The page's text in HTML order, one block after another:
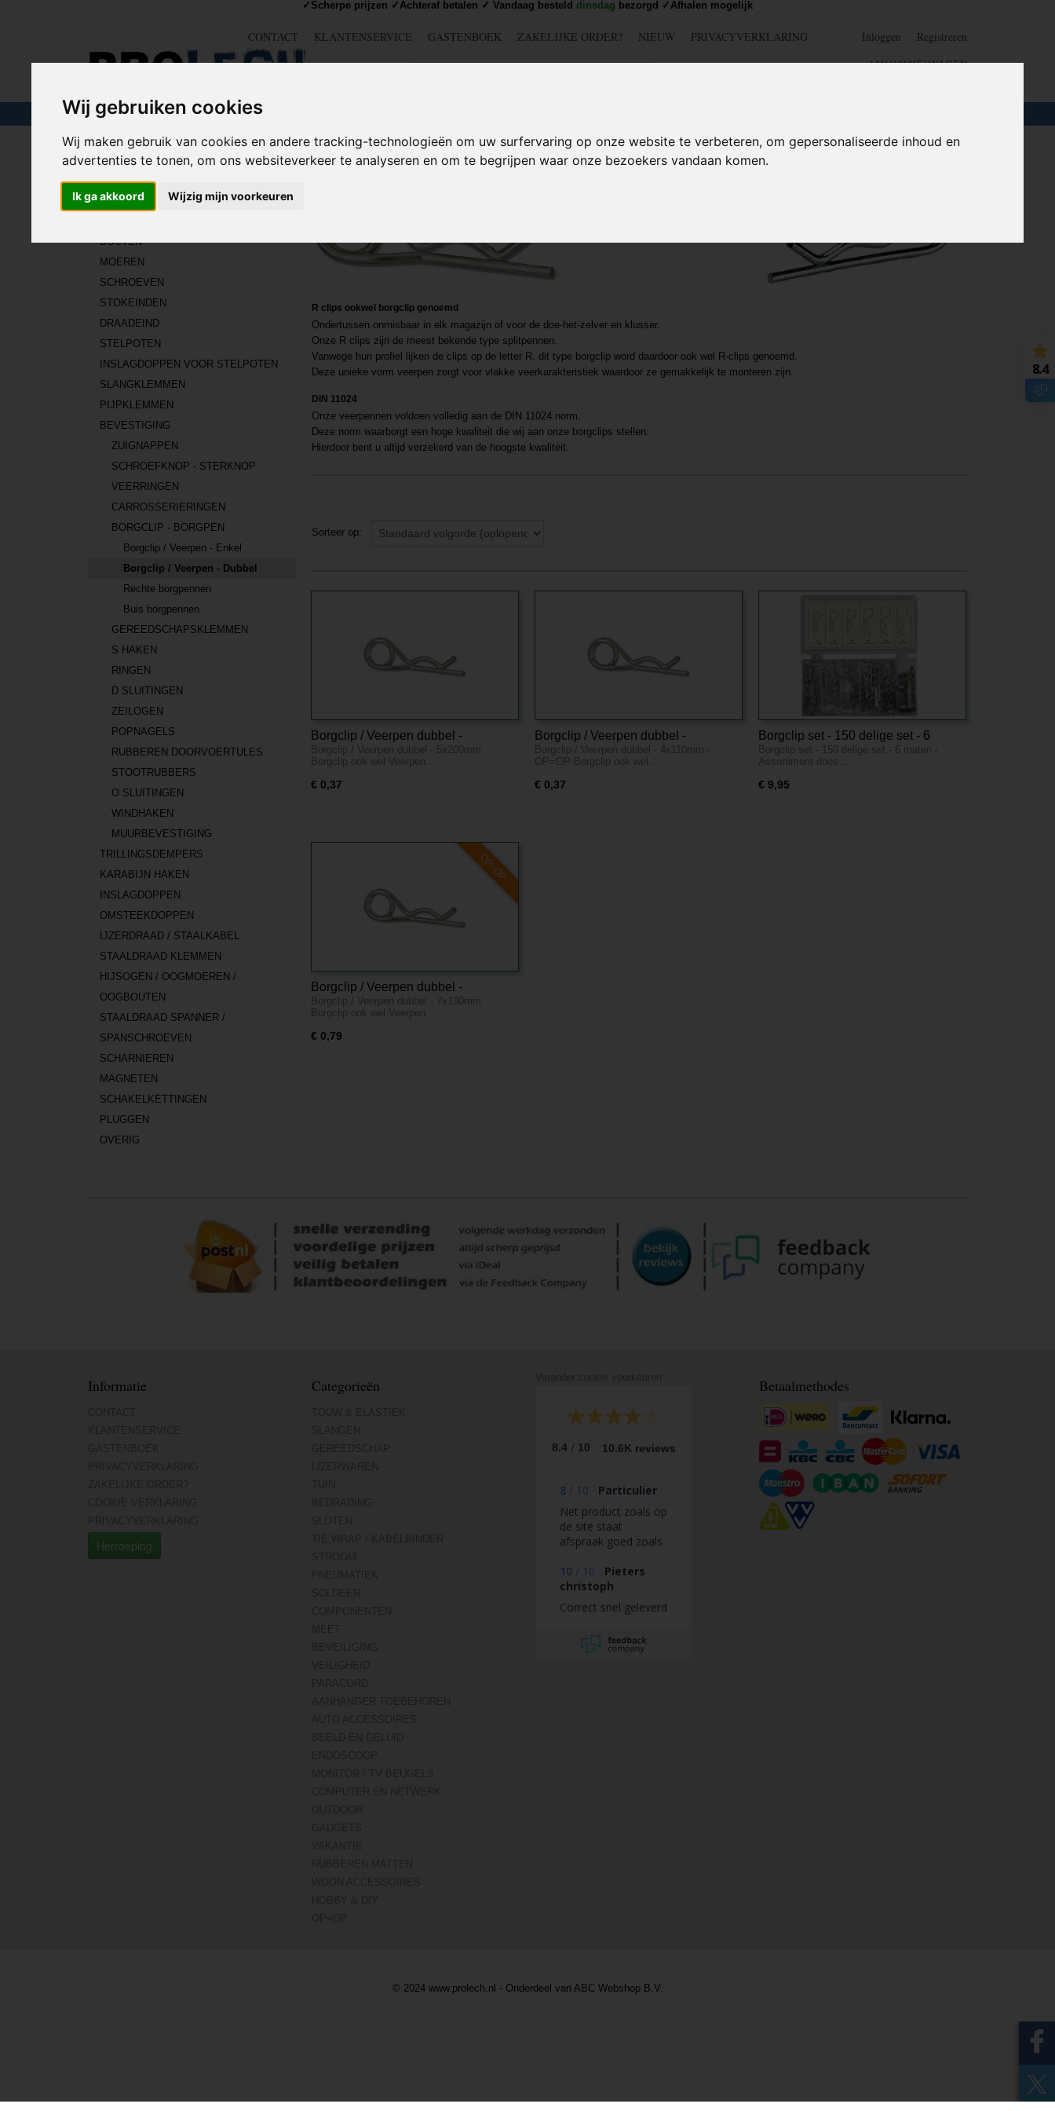
Wij gebruiken cookies
Wij maken gebruik van cookies en andere tracking-technologieën om uw surfervaring op onze website te verbeteren, om gepersonaliseerde inhoud en
advertenties te tonen, om ons websiteverkeer te analyseren en om te begrijpen waar onze bezoekers vandaan komen.
Ik ga akkoord Wijzig mijn voorkeuren
CONTACT KLANTENSERVICE GASTENBOEK ZAKELIJKE ORDER? NIEUW PRIVACYVERKLARING Inloggen Registreren
UW WINKELWAGEN
TOUW & ELASTIEK SLANGEN
Home>IJZERWAREN >BEVESTIGING>BORGCLIP - BORGPEN>Borgclip / Veerpen - Dubbel
IJZERWAREN
BOUTEN
MOEREN
SCHROEVEN
STOKEINDEN
DRAADEIND
STELPOTEN
INSLAGDOPPEN VOOR STELPOTEN
SLANGKLEMMEN
PIJPKLEMMEN
BEVESTIGING
ZUIGNAPPEN
SCHROEFKNOP - STERKNOP
VEERRINGEN
CARROSSERIERINGEN
BORGCLIP - BORGPEN
Borgclip / Veerpen - Enkel
Borgclip / Veerpen - Dubbel
Rechte borgpennen
Buis borgpennen
GEREEDSCHAPSKLEMMEN
S HAKEN
RINGEN
D SLUITINGEN
ZEILOGEN
POPNAGELS
RUBBEREN DOORVOERTULES
STOOTRUBBERS
O SLUITINGEN
WINDHAKEN
MUURBEVESTIGING
TRILLINGSDEMPERS
KARABIJN HAKEN
INSLAGDOPPEN
OMSTEEKDOPPEN
IJZERDRAAD / STAALKABEL
STAALDRAAD KLEMMEN
HIJSOGEN / OOGMOEREN /
OOGBOUTEN
STAALDRAAD SPANNER /
SPANSCHROEVEN
SCHARNIEREN
MAGNETEN
SCHAKELKETTINGEN
PLUGGEN
OVERIG
R clips ookwel borgclip genoemd
Ondertussen onmisbaar in elk magazijn of voor de doe-het-zelver en klusser.
Onze R clips zijn de meest bekende type splitpennen.
Vanwege hun profiel lijken de clips op de letter R, dit type borgclip word daardoor ook wel R-clips genoemd.
Deze unieke vorm veerpen zorgt voor vlakke veerkarakteristiek waardoor ze gemakkelijk te monteren zijn.
DIN 11024
Onze veerpennen voldoen volledig aan de DIN 11024 norm.
Deze norm waarborgt een hoge kwaliteit die wij aan onze borgclips stellen.
Hierdoor bent u altijd verzekerd van de hoogste kwaliteit.
Sorteer op:
Borgclip / Veerpen dubbel -
5x200mm - OP=OP
Borgclip / Veerpen dubbel - 5x200mm
Borgclip ook wel Veerpen…
€ 0,37
Borgclip / Veerpen dubbel -
4x110mm - OP=OP
Borgclip / Veerpen dubbel - 4x110mm -
OP=OP Borgclip ook wel…
€ 0,37
Borgclip set - 150 delige set - 6
maten - Assortiment doos
Borgclip set - 150 delige set - 6 maten -
Assortiment doos…
€ 9,95
OP=OP
Borgclip / Veerpen dubbel -
7x130mm - OP=OP
Borgclip / Veerpen dubbel - 7x130mm
Borgclip ook wel Veerpen…
€ 0,79
✓Scherpe prijzen ✓Achteraf betalen ✓ Vandaag besteld dinsdag bezorgd ✓Afhalen mogelijk
8.4
Informatie
Herroeping
Categorieën
8.4 / 10 10.6K reviews
8 / 10
Particulier
Net product zoals op
de site staat
afspraak goed zoals
10 / 10
Pieters
christoph
Correct snel geleverd
Betaalmethodes